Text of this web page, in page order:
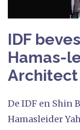
IDF
Hamas-
Architect
De IDF en Shin
Hamasleider